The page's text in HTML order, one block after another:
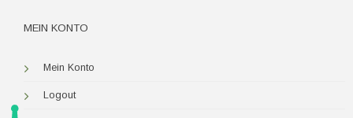
MEIN KONTO
Mein Konto
Logout